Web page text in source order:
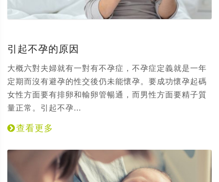
引起不孕的原因
大概六對夫婦就有一對有不孕症，不孕症定義就是一年
定期而沒有避孕的性交後仍未能懷孕。要成功懷孕起碼
女性方面要有排卵和輸卵管暢通，而男性方面要精子質
量正常。引起不孕...
查看更多